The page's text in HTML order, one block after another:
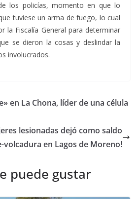
los policías, momento en que lo
tuviese un arma de fuego, lo cual
la Fiscalía General para determinar
se dieron la cosas y deslindar la
involucrados.
en La Chona, líder de una célula
lesionadas dejó como saldo
en Lagos de Moreno!
puede gustar